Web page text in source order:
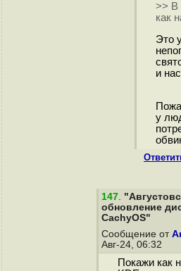
>> В
как
Это
и
у
147.
обновление
CachyOS"
Сообщение от
Авг-24, 06:32
Покажи как